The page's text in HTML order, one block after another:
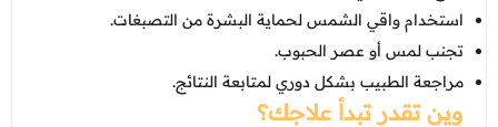
استخدام واقي الشمس لحماية البشرة من التصبغات.
تجنب لمس أو عصر الحبوب.
مراجعة الطبيب بشكل دوري لمتابعة النتائج.
وين تقدر تبدأ علاجك؟